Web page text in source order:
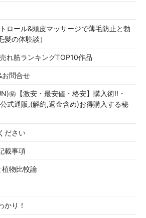
ロール&頭皮マッサージで薄毛防止と勃
髪の体験談）
れ筋ランキングTOP10作品
お問合せ
㊙【激安・最安値・格安】購入術!!・
式通販,(解約,返金含め)お得購入する秘
ださい
載事項
物比較論
かり！